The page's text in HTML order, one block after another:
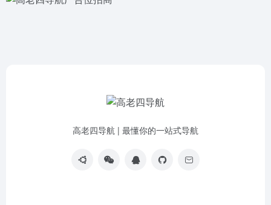
高老四导航 | 最懂你的一站式导航